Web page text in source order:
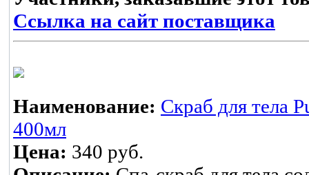
Ссылка на сайт поставщика
Наименование: Скраб для тела
400мл
Цена: 340 руб.